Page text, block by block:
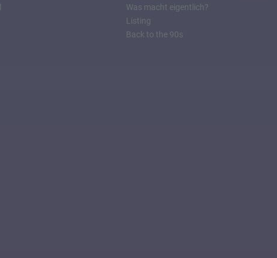
Was macht eigentlich?
Listing
Back to the 90s